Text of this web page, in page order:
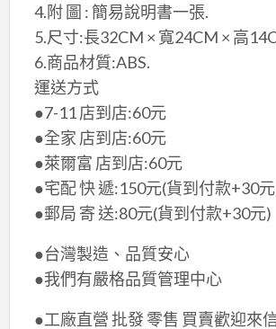
4.附 圖 : 簡易說明書一張.
5.尺寸:長32CM × 寬​24CM × 高​
6.商品材質:ABS.
運送方式
●7-11 店到店:60元
●全家 店到店:60元
●萊爾富 店到店:60元
●宅配 快 遞:150元(貨到付款+30
●郵局 寄 送:80元(貨到付款+30元)
●台灣製造、品質安心
●我們有嚴格品質管理中心
●工廠直營 批發 零售 買賣歡迎來